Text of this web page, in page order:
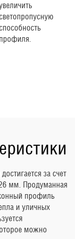
профиля.
за счет
мм. Продуманная
профиль
и уличных
можно